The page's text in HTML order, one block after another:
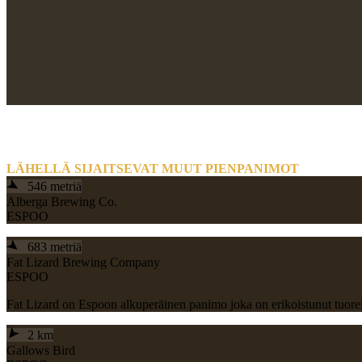
LÄHELLÄ SIJAITSEVAT MUUT PIENPANIMOT
➤ 546 metriä
Alberga Brewing Co.
ESPOO
➤ 683 metriä
Fat Lizard Brewing Company
ESPOO
Fat Lizard on Espoon alkuperäinen panimo joka on erikoistunut
➤ 2 km
Gallows Bird